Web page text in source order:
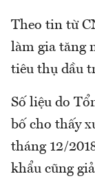
Theo tin từ
làm gia tăng
tiêu thụ dầu
Số liệu do
bố cho thấy
tháng 12/
khẩu cũng